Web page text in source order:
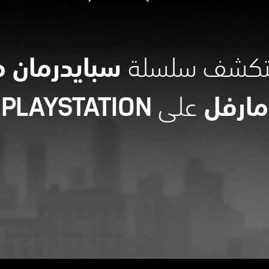
سلسلة
مارفل على PLAYSTATION